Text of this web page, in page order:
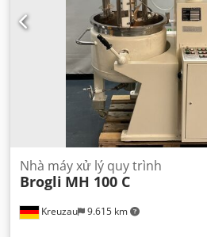
Kreuzau 9.615 km
Nhà máy xử lý quy trình
Brogli MH 100 C